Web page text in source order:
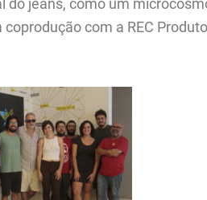
com a REC